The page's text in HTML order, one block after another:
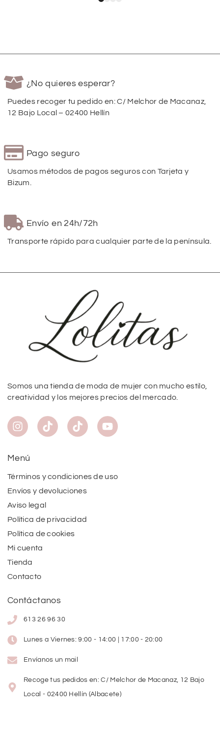
¿No quieres esperar?
Puedes recoger tu pedido en: C/ Melchor de Macanaz,
12 Bajo Local – 02400 Hellín
Pago seguro
Usamos métodos de pagos seguros con Tarjeta y
Bizum.
Envío en 24h/72h
Transporte rápido para cualquier parte de la península.
Somos una tienda de moda de mujer con mucho estilo,
creatividad y los mejores precios del mercado.
Menú
Términos y condiciones de uso
Envíos y devoluciones
Aviso legal
Política de privacidad
Política de cookies
Mi cuenta
Tienda
Contacto
Contáctanos
613 26 96 30
Lunes a Viernes: 9:00 - 14:00 | 17:00 - 20:00
Envíanos un mail
Recoge tus pedidos en: C/ Melchor de Macanaz, 12 Bajo
Local - 02400 Hellín (Albacete)